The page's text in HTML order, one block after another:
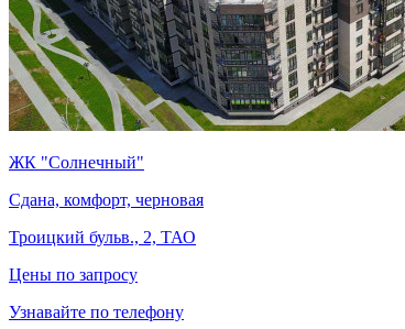
ЖК "Солнечный"
Сдана, комфорт, черновая
Троицкий бульв., 2, ТАО
Цены по запросу
Узнавайте по телефону